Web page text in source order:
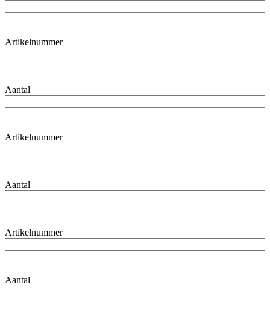
Artikelnummer
Aantal
Artikelnummer
Aantal
Artikelnummer
Aantal